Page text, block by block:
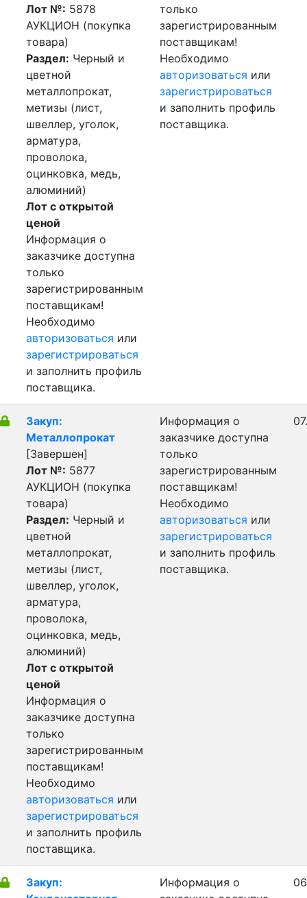
Лот №: 5878
АУКЦИОН (покупка
товара)
Раздел: Черный и
цветной
металлопрокат,
метизы (лист,
швеллер, уголок,
арматура,
проволока,
оцинковка, медь,
алюминий)
Лот с открытой
ценой
Информация о
заказчике доступна
только
зарегистрированным
поставщикам!
Необходимо
авторизоваться или
зарегистрироваться
и заполнить профиль
поставщика.
только
зарегистрированным
поставщикам!
Необходимо
авторизоваться или
зарегистрироваться
и заполнить профиль
поставщика.
Закуп:
Металлопрокат
[Завершен]
Лот №: 5877
АУКЦИОН (покупка
товара)
Раздел: Черный и
цветной
металлопрокат,
метизы (лист,
швеллер, уголок,
арматура,
проволока,
оцинковка, медь,
алюминий)
Лот с открытой
ценой
Информация о
заказчике доступна
только
зарегистрированным
поставщикам!
Необходимо
авторизоваться или
зарегистрироваться
и заполнить профиль
поставщика.
Информация о
заказчике доступна
только
зарегистрированным
поставщикам!
Необходимо
авторизоваться или
зарегистрироваться
и заполнить профиль
поставщика.
Закуп:
Информация о